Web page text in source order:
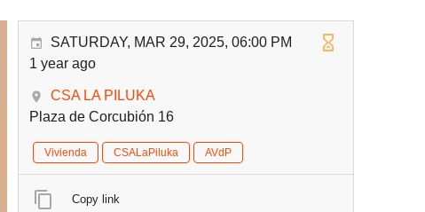
SATURDAY, MAR 29, 2025, 06:00 PM
1 year ago
CSA LA PILUKA
Plaza de Corcubión 16
Vivienda CSALaPiluka AVdP
Copy link